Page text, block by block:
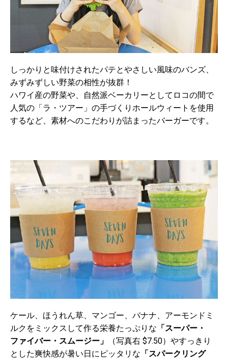
しっかりと味付けされたパテとやさしい風味のバンズ、
みずみずしい野菜の相性が抜群！
ハワイ産の野菜や、自然派ベーカリーとしてロコの間で
人気の「ラ・ツアー」の手づくりホールウィートを使用
するなど、素材へのこだわりが詰まったバーガーです。
ケール、ほうれん草、マンゴー、バナナ、アーモンドミ
ルクをミックスして作る栄養たっぷりな 「スーパー・
ファイバー・スムージー」
（写真右 $7.50）やすっきり
とした爽快感が暑い日にピッタリな 「スパークリング